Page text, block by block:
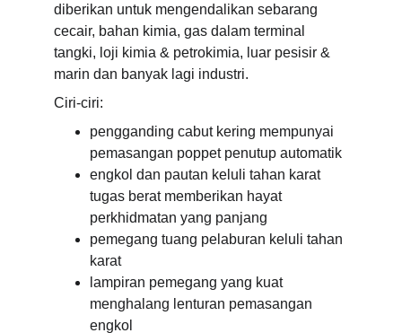
diberikan untuk mengendalikan sebarang
cecair, bahan kimia, gas dalam terminal
tangki, loji kimia & petrokimia, luar pesisir &
marin dan banyak lagi industri.
Ciri-ciri:
pengganding cabut kering mempunyai
pemasangan poppet penutup automatik
engkol dan pautan keluli tahan karat
tugas berat memberikan hayat
perkhidmatan yang panjang
pemegang tuang pelaburan keluli tahan
karat
lampiran pemegang yang kuat
menghalang lenturan pemasangan
engkol